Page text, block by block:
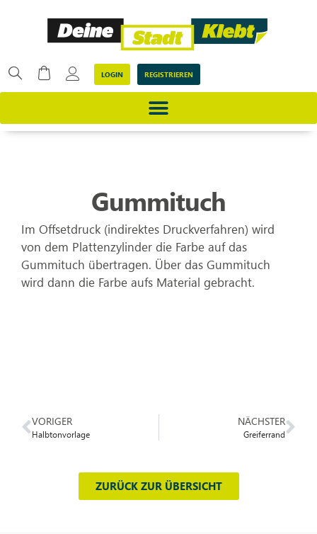
LOGIN REGISTRIEREN
Gummituch
Im Offsetdruck (indirektes Druckverfahren) wird
von dem Plattenzylinder die Farbe auf das
Gummituch übertragen. Über das Gummituch
wird dann die Farbe aufs Material gebracht.
VORIGER
Halbtonvorlage
NÄCHSTER
Greiferrand
ZURÜCK ZUR ÜBERSICHT